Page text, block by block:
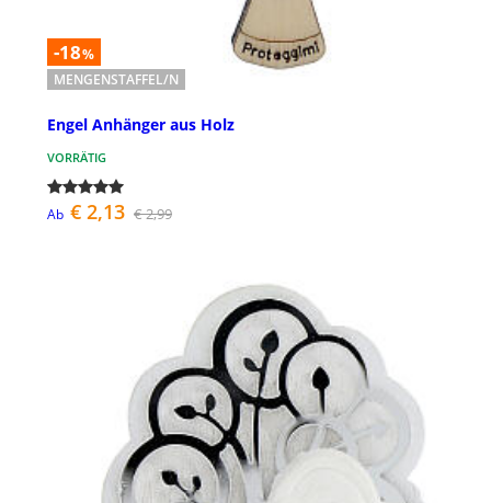
-18%
MENGENSTAFFEL/N
Engel Anhänger aus Holz
VORRÄTIG
Ab € 2,13 € 2,99